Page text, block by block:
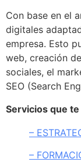
Con base en el
digitales
empresa. Esto
web, creación
sociales, el
SEO (Search
Servicios que
–
–